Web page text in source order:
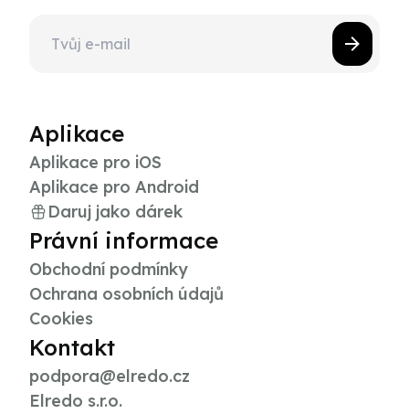
Aplikace
Aplikace pro iOS
Aplikace pro Android
Daruj jako dárek
Právní informace
Obchodní podmínky
Ochrana osobních údajů
Cookies
Kontakt
podpora@elredo.cz
Elredo s.r.o.